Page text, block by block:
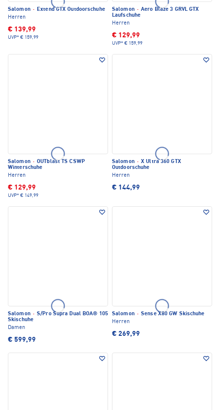
Salomon ·
Extend GTX Outdoorschuhe
Herren
€ 139,99
UVP* € 159,99
Salomon · Aero Blaze 3 GRVL GTX
Laufschuhe
Herren
€ 129,99
UVP* € 159,99
Salomon · OUTblast TS CSWP
Winterschuhe
Herren
€ 129,99
UVP* € 149,99
Salomon · X Ultra 360 GTX
Outdoorschuhe
Herren
€ 144,99
Salomon · S/Pro Supra Dual BOA® 105
Skischuhe
Damen
€ 599,99
Salomon · Sense X80 GW Skischuhe
Herren
€ 269,99